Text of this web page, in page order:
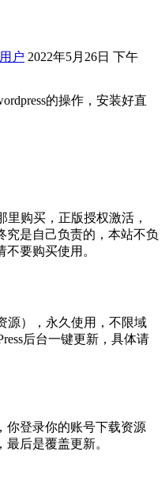
户 2022年5月26日 下午
的操作，安装好直
里购买，正版授权激活，
究是自己负责的，本站不负
要购买使用。
源），永久使用，不限域
后台一键更新，具体请
你登录你的账号下载资源
后是覆盖更新。